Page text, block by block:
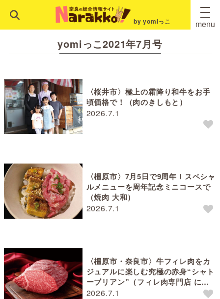
by yomiっこ menu
yomiっこ2021年7月号
2026.7.1
〈桜井市〉極上の霜降り和牛をお手
頃価格で！（肉のきしもと）
2026.7.1
〈橿原市〉7月5日で9周年！スペシャ
ルメニューを周年記念ミニコースで
（焼肉 大和）
2026.7.1
〈橿原市・奈良市〉牛フィレ肉をカ
ジュアルに楽しむ究極の赤身“シャト
ーブリアン”（フィレ肉専門店 にく
ぞう）